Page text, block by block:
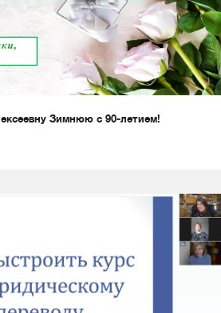
Зимнюю с 90-летием!